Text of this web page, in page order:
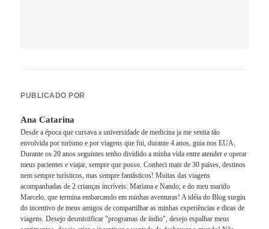
PUBLICADO POR
Ana Catarina
Desde a época que cursava a universidade de medicina ja me sentia tão
envolvida por turismo e por viagens que fui, durante 4 anos, guia nos EUA.
Durante os 20 anos seguintes tenho dividido a minha vida entre atender e operar
meus pacientes e viajar, sempre que posso. Conheci mais de 30 países, destinos
nem sempre turísticos, mas sempre fantásticos! Muitas das viagens
acompanhadas de 2 crianças incríveis: Mariana e Nando; e do meu marido
Marcelo, que termina embarcando em minhas aventuras! A idéia do Blog surgiu
do incentivo de meus amigos de compartilhar as minhas experiências e dicas de
viagens. Desejo desmistificar "programas de índio", desejo espalhar meus